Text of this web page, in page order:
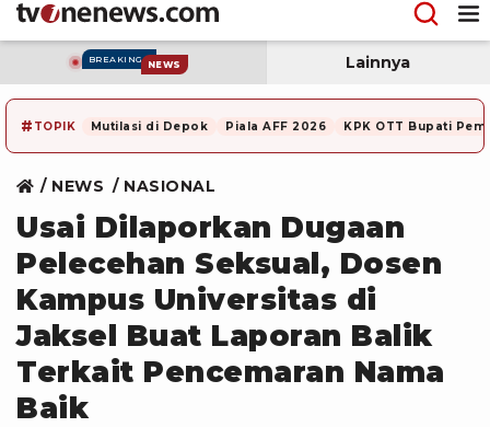
BREAKING NEWS Lainnya
# TOPIK Mutilasi di Depok Piala AFF 2026 KPK OTT Bupati
NEWS NASIONAL
Usai Dilaporkan Dugaan
Pelecehan Seksual, Dosen
Kampus Universitas di
Jaksel Buat Laporan Balik
Terkait Pencemaran Nama
Baik